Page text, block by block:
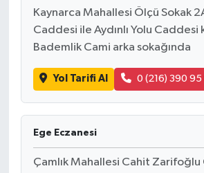
Kaynarca Mahallesi Ölçü Sokak
Caddesi ile Aydınlı Yolu Caddesi
Bademlik Cami arka sokağında
Yol Tarifi Al 0 (216) 390 95
Ege Eczanesi
Çamlık Mahallesi Cahit